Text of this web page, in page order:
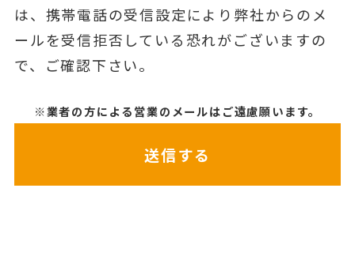
は、携帯電話の受信設定により弊社からのメ
ールを受信拒否している恐れがございますの
で、ご確認下さい。
※業者の方による営業のメールはご遠慮願います。